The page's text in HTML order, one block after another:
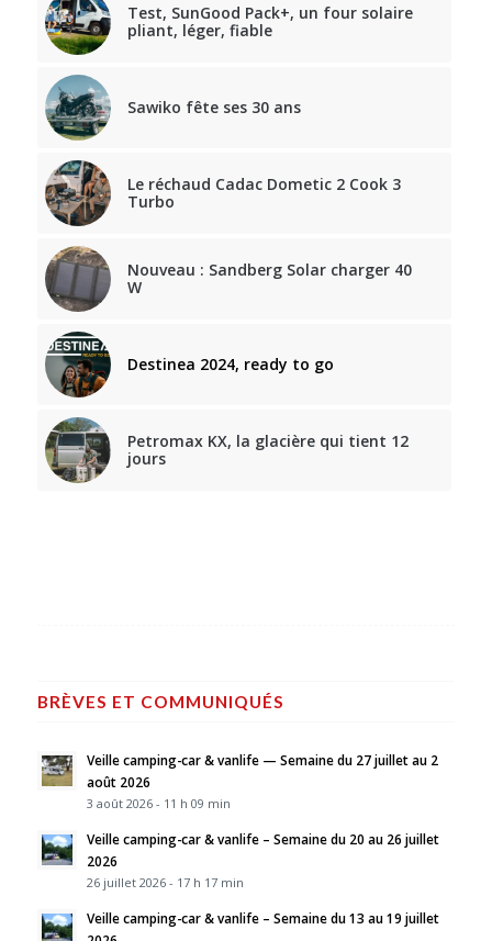
Test, SunGood Pack+, un four solaire
pliant, léger, fiable
Sawiko fête ses 30 ans
Le réchaud Cadac Dometic 2 Cook 3
Turbo
Nouveau : Sandberg Solar charger 40
W
Destinea 2024, ready to go
Petromax KX, la glacière qui tient 12
jours
BRÈVES ET COMMUNIQUÉS
Veille camping-car & vanlife — Semaine du 27 juillet au 2
août 2026
3 août 2026 - 11 h 09 min
Veille camping-car & vanlife – Semaine du 20 au 26 juillet
2026
26 juillet 2026 - 17 h 17 min
Veille camping-car & vanlife – Semaine du 13 au 19 juillet